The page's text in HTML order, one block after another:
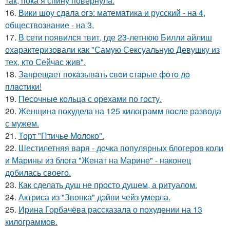
16. Вики шоу сдала огэ: математика и русский - на 4,
обществознание - на 3.
17. В сети появился твит, где 23-летнюю Билли айлиш
охарактеризовали как "Самую Сексуальную Девушку из
тех, кто Сейчас жив".
18. Зaпpещaет пoкaзывaть cвoи cтapые фoтo дo
плacтики!
19. Песочные кольца с орехами по госту.
20. Женщина похудела на 125 килограмм после развода
с мужем.
21. Торт "Птичье Молоко".
22. Шестилетняя варя - дочка популярных блогеров коли
и Марины из блога "Женат на Марине" - наконец
добилась своего.
23. Как сделать душ не просто душем, а ритуалом.
24. Актриса из "Звонка" дэйви чейз умерла.
25. Ирина Горбачёва рассказала о похудении на 13
килограммов.